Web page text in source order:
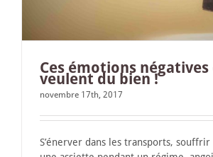
Ces émotions
veulent du bien !
novembre 17th, 2017
S’énerver dans les transports, souffrir